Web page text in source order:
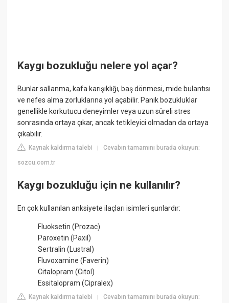
Kaygı bozukluğu nelere yol açar?
Bunlar sallanma, kafa karışıklığı, baş dönmesi, mide bulantısı
ve nefes alma zorluklarına yol açabilir. Panik bozukluklar
genellikle korkutucu deneyimler veya uzun süreli stres
sonrasında ortaya çıkar, ancak tetikleyici olmadan da ortaya
çıkabilir.
Kaynak kaldırma talebi |Cevabın tamamını burada okuyun:
sozcu.com.tr
Kaygı bozukluğu için ne kullanılır?
En çok kullanılan anksiyete ilaçları isimleri şunlardır:
Fluoksetin (Prozac)
Paroxetin (Paxil)
Sertralin (Lustral)
Fluvoxamine (Faverin)
Citalopram (Citol)
Essitalopram (Cipralex)
Kaynak kaldırma talebi |Cevabın tamamını burada okuyun: